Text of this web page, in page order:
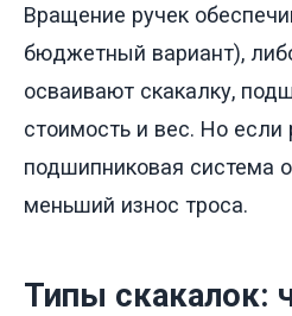
Вращение ручек
бюджетный вариант),
осваивают скакалку,
стоимость и вес. Но если
подшипниковая система
меньший износ троса.
Типы скакалок: